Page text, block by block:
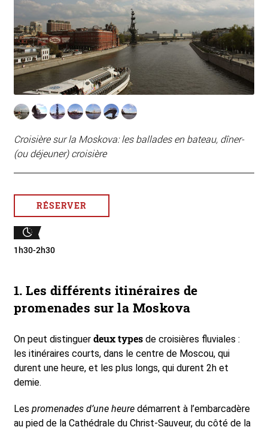
Croisière sur la Moskova: les ballades en bateau, dîner-
(ou déjeuner) croisière
RÉSERVER
1h30-2h30
1. Les différents itinéraires de
promenades sur la Moskova
On peut distinguer deux types de croisières fluviales :
les itinéraires courts, dans le centre de Moscou, qui
durent une heure, et les plus longs, qui durent 2h et
demie.
Les promenades d’une heure démarrent à l’embarcadère
au pied de la Cathédrale du Christ-Sauveur, du côté de la